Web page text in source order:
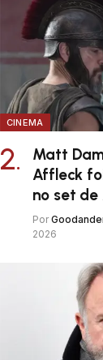
CINEMA
Matt
Affleck
no set de
Por
2026